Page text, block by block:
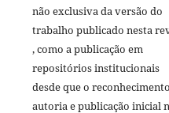
não exclusiva da versão do
trabalho publicado nesta
, como a publicação em
repositórios institucionais
desde que o
autoria e publicação inicial